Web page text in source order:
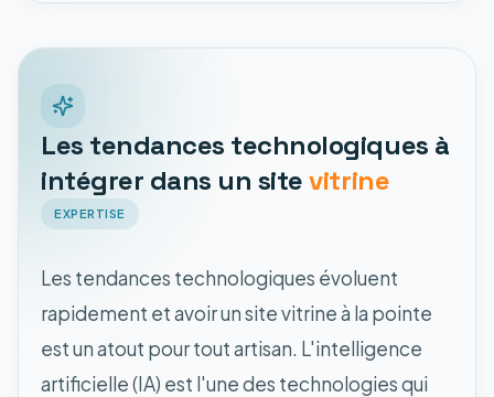
Les tendances technologiques à
intégrer dans un site vitrine
EXPERTISE
Les tendances technologiques évoluent
rapidement et avoir un site vitrine à la pointe
est un atout pour tout artisan. L'intelligence
artificielle (IA) est l'une des technologies qui